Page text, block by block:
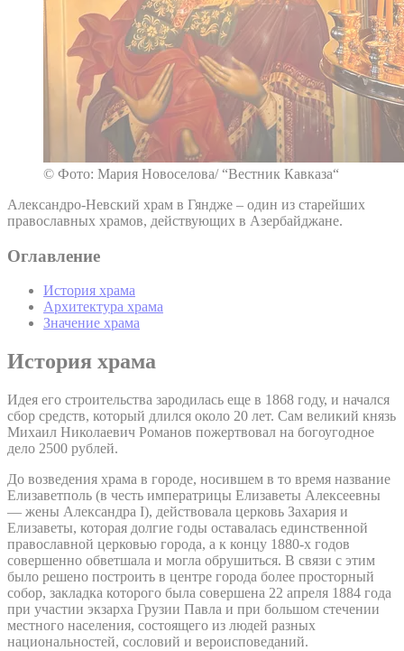
© Фото: Мария Новоселова/ “Вестник Кавказа“
Александро-Невский храм в Гяндже – один из старейших
православных храмов, действующих в Азербайджане.
Оглавление
История храма
Архитектура храма
Значение храма
История храма
Идея его строительства зародилась еще в 1868 году, и начался
сбор средств, который длился около 20 лет. Сам великий князь
Михаил Николаевич Романов пожертвовал на богоугодное
дело 2500 рублей.
До возведения храма в городе, носившем в то время название
Елизаветполь (в честь императрицы Елизаветы Алексеевны
— жены Александра I), действовала церковь Захария и
Елизаветы, которая долгие годы оставалась единственной
православной церковью города, а к концу 1880-х годов
совершенно обветшала и могла обрушиться. В связи с этим
было решено построить в центре города более просторный
собор, закладка которого была совершена 22 апреля 1884 года
при участии экзарха Грузии Павла и при большом стечении
местного населения, состоящего из людей разных
национальностей, сословий и вероисповеданий.